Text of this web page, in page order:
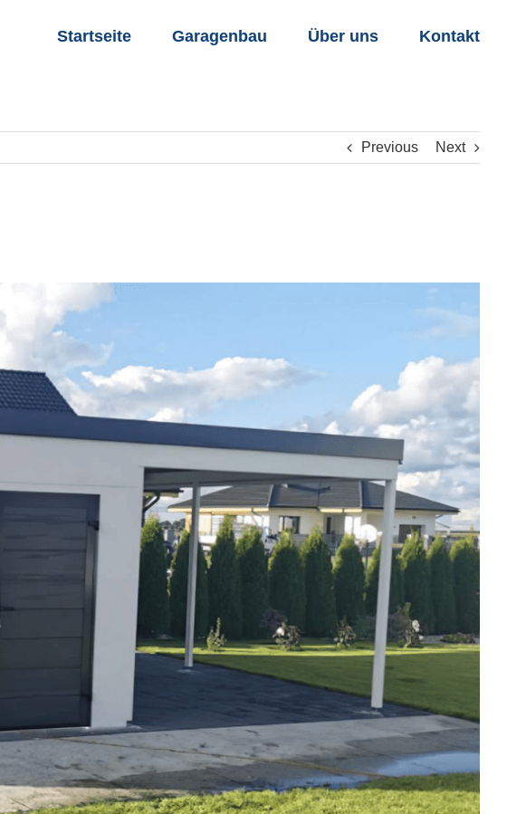
Startseite Garagenbau Über uns Kontakt
Previous Next